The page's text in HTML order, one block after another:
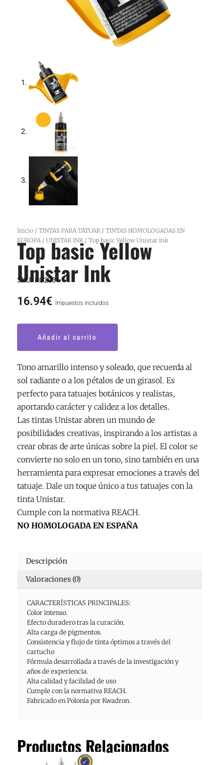
Inicio / TINTAS PARA TATUAR / TINTAS HOMOLOGADAS EN
EUROPA / UNISTAR INK / Top basic Yellow Unistar Ink
Top basic Yellow
Unistar Ink
SKU:KC203
16.94€ Impuestos incluidos
Yellow
Unistar
Ink
cantidad
Añadir al carrito
Tono amarillo intenso y soleado, que recuerda al
sol radiante o a los pétalos de un girasol. Es
perfecto para tatuajes botánicos y realistas,
aportando carácter y calidez a los detalles.
Las tintas Unistar abren un mundo de
posibilidades creativas, inspirando a los artistas a
crear obras de arte únicas sobre la piel. El color se
convierte no solo en un tono, sino también en una
herramienta para expresar emociones a través del
tatuaje. Dale un toque único a tus tatuajes con la
tinta Unistar.
Cumple con la normativa REACH.
NO HOMOLOGADA EN ESPAÑA
Descripción
Valoraciones (0)
CARACTERÍSTICAS PRINCIPALES:
Color intenso.
Efecto duradero tras la curación.
Alta carga de pigmentos.
Consistencia y flujo de tinta óptimos a través del
cartucho
Fórmula desarrollada a través de la investigación y
años de experiencia.
Alta calidad y facilidad de uso
Cumple con la normativa REACH.
Fabricado en Polonia por Kwadron.
Productos Relacionados